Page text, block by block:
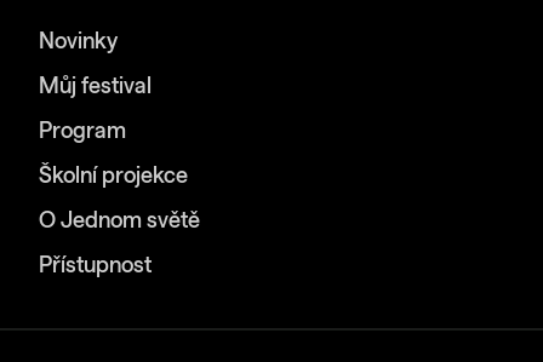
Novinky
Můj festival
Program
Školní projekce
O Jednom světě
Přístupnost